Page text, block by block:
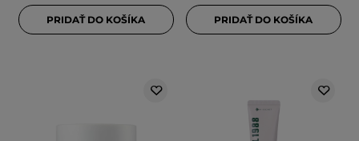
PRIDAŤ DO KOŠÍKA PRIDAŤ DO KOŠÍKA